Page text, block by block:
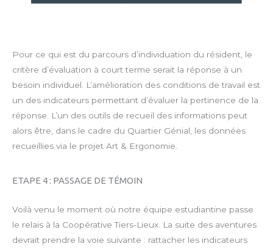
Pour ce qui est du parcours d’individuation du résident, le
critère d’évaluation à court terme serait la réponse à un
besoin individuel. L’amélioration des conditions de travail est
un des indicateurs permettant d’évaluer la pertinence de la
réponse. L’un des outils de recueil des informations peut
alors être, dans le cadre du Quartier Génial, les données
recueillies via le projet Art & Ergonomie.
ETAPE 4 : PASSAGE DE TÉMOIN
Voilà venu le moment où notre équipe estudian­tine passe
le relais à la Coopérative Tiers-Lieux. La suite des aventures
devrait prendre la voie suivante : rattacher les indicateurs